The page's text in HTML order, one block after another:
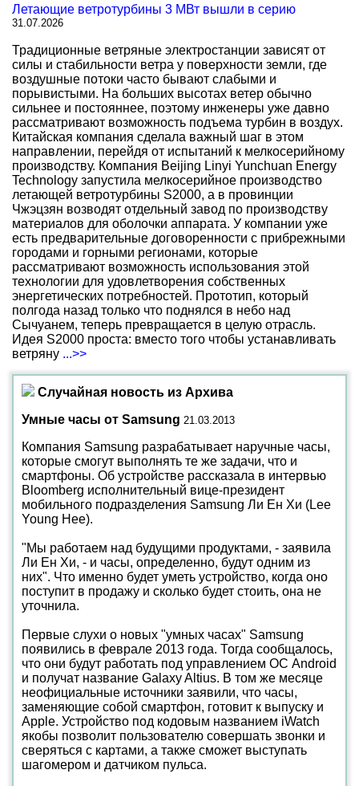
Летающие ветротурбины 3 МВт вышли в серию
31.07.2026
Традиционные ветряные электростанции зависят от
силы и стабильности ветра у поверхности земли, где
воздушные потоки часто бывают слабыми и
порывистыми. На больших высотах ветер обычно
сильнее и постояннее, поэтому инженеры уже давно
рассматривают возможность подъема турбин в воздух.
Китайская компания сделала важный шаг в этом
направлении, перейдя от испытаний к мелкосерийному
производству. Компания Beijing Linyi Yunchuan Energy
Technology запустила мелкосерийное производство
летающей ветротурбины S2000, а в провинции
Чжэцзян возводят отдельный завод по производству
материалов для оболочки аппарата. У компании уже
есть предварительные договоренности с прибрежными
городами и горными регионами, которые
рассматривают возможность использования этой
технологии для удовлетворения собственных
энергетических потребностей. Прототип, который
полгода назад только что поднялся в небо над
Сычуанем, теперь превращается в целую отрасль.
Идея S2000 проста: вместо того чтобы устанавливать
ветряну ...>>
Случайная новость из Архива
Умные часы от Samsung 21.03.2013
Компания Samsung разрабатывает наручные часы,
которые смогут выполнять те же задачи, что и
смартфоны. Об устройстве рассказала в интервью
Bloomberg исполнительный вице-президент
мобильного подразделения Samsung Ли Ен Хи (Lee
Young Hee).
"Мы работаем над будущими продуктами, - заявила
Ли Ен Хи, - и часы, определенно, будут одним из
них". Что именно будет уметь устройство, когда оно
поступит в продажу и сколько будет стоить, она не
уточнила.
Первые слухи о новых "умных часах" Samsung
появились в феврале 2013 года. Тогда сообщалось,
что они будут работать под управлением ОС Android
и получат название Galaxy Altius. В том же месяце
неофициальные источники заявили, что часы,
заменяющие собой смартфон, готовит к выпуску и
Apple. Устройство под кодовым названием iWatch
якобы позволит пользователю совершать звонки и
сверяться с картами, а также сможет выступать
шагомером и датчиком пульса.